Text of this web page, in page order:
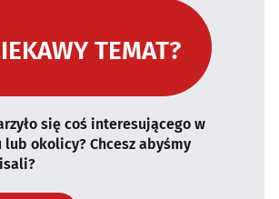
TEMAT?
się coś interesującego w
lub okolicy? Chcesz abyśmy